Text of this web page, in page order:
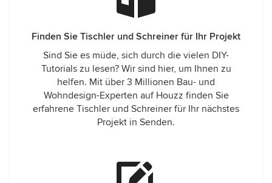
Finden Sie Tischler und Schreiner für Ihr Projekt
Sind Sie es müde, sich durch die vielen DIY-
Tutorials zu lesen? Wir sind hier, um Ihnen zu
helfen. Mit über 3 Millionen Bau- und
Wohndesign-Experten auf Houzz finden Sie
erfahrene Tischler und Schreiner für Ihr nächstes
Projekt in Senden.